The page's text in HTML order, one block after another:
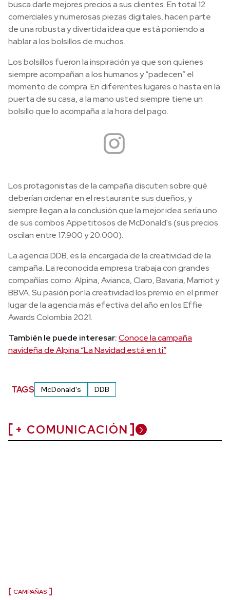
busca darle mejores precios a sus clientes. En total 12
comerciales y numerosas piezas digitales, hacen parte
de una robusta y divertida idea que está poniendo a
hablar a los bolsillos de muchos.
Los bolsillos fueron la inspiración ya que son quienes
siempre acompañan a los humanos y “padecen” el
momento de compra. En diferentes lugares o hasta en la
puerta de su casa, a la mano usted siempre tiene un
bolsillo que lo acompaña a la hora del pago.
Los protagonistas de la campaña discuten sobre qué
deberían ordenar en el restaurante sus dueños, y
siempre llegan a la conclusión que la mejor idea sería uno
de sus combos Appetitosos de McDonald's (sus precios
oscilan entre 17.900 y 20.000).
La agencia DDB, es la encargada de la creatividad de la
campaña. La reconocida empresa trabaja con grandes
compañías como: Alpina, Avianca, Claro, Bavaria, Marriot y
BBVA. Su pasión por la creatividad los premio en el primer
lugar de la agencia más efectiva del año en los Effie
Awards Colombia 2021.
También le puede interesar:Conoce la campaña
navideña de Alpina “La Navidad está en ti”
TAGS McDonald's DDB
+ COMUNICACIÓN
CAMPAÑAS